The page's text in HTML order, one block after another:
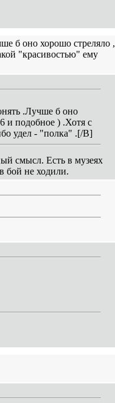
б оно хорошо стреляло ,
"красивостью" ему
.Лучше б оно
и подобное ) .Хотя с
удел - "полка" .[/B]
смысл. Есть в музеях
бой не ходили.